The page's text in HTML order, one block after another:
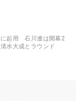
に起用 石川遼は開幕2
水大成とラウンド